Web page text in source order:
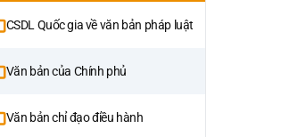
CSDL Quốc gia về văn bản pháp luật
Văn bản của Chính phủ
Văn bản chỉ đạo điều hành